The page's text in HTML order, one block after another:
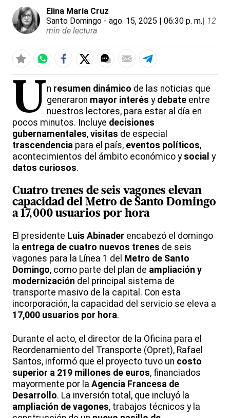
Elina María Cruz
Santo Domingo - ago. 15, 2025 | 06:30 p. m.| 12
min de lectura
U n resumen dinámico de las noticias que
generaron mayor interés y debate entre
nuestros lectores, para estar al día en
pocos minutos. Incluye decisiones
gubernamentales, visitas de especial
trascendencia para el país, eventos políticos,
acontecimientos del ámbito económico y social y
datos curiosos.
Cuatro trenes de seis vagones elevan
capacidad del Metro de Santo Domingo
a 17,000 usuarios por hora
El presidente Luis Abinader encabezó el domingo
la entrega de cuatro nuevos trenes de seis
vagones para la Línea 1 del Metro de Santo
Domingo, como parte del plan de ampliación y
modernización del principal sistema de
transporte masivo de la capital. Con esta
incorporación, la capacidad del servicio se eleva a
17,000 usuarios por hora.
Durante el acto, el director de la Oficina para el
Reordenamiento del Transporte (Opret), Rafael
Santos, informó que el proyecto tuvo un costo
superior a 219 millones de euros, financiados
mayormente por la Agencia Francesa de
Desarrollo. La inversión total, que incluyó la
ampliación de vagones, trabajos técnicos y la